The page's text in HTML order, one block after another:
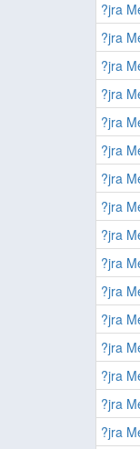
?jra
?jra
?jra
?jra
?jra
?jra
?jra
?jra
?jra
?jra
?jra
?jra
?jra
?jra
?jra
?jra